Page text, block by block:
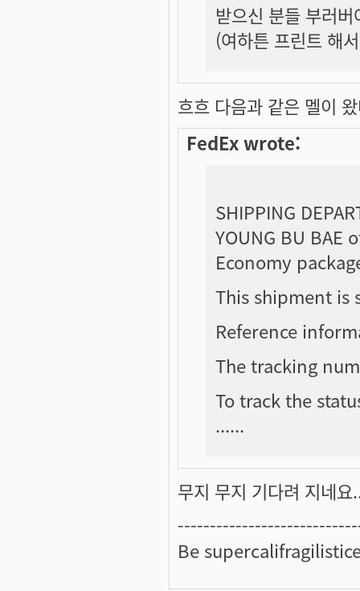
받으신 분들 부러버
(여하튼 프린트 해
흐흐 다음과 같은 멜이
FedEx wrote:
SHIPPING
YOUNG BU BAE
Economy
This shipment is
Reference
The tracking
To track the
......
무지 무지 기다려 지네
Be